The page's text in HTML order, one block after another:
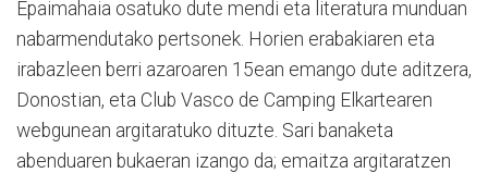
Epaimahaia osatuko dute mendi eta literatura munduan
nabarmendutako pertsonek. Horien erabakiaren eta
irabazleen berri azaroaren 15ean emango dute aditzera,
Donostian, eta Club Vasco de Camping Elkartearen
webgunean argitaratuko dituzte. Sari banaketa
abenduaren bukaeran izango da; emaitza argitaratzen